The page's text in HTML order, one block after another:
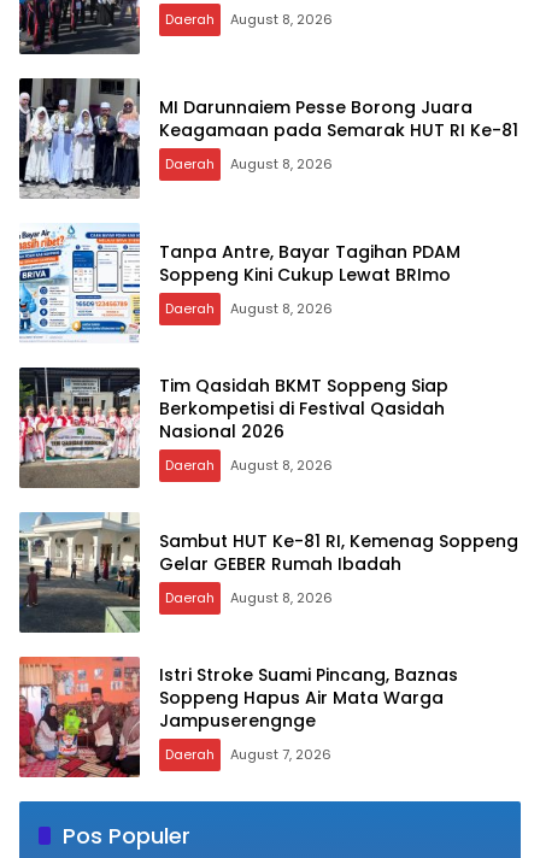
Daerah August 8, 2026
MI Darunnaiem Pesse Borong Juara
Keagamaan pada Semarak HUT RI Ke-81
Daerah August 8, 2026
Tanpa Antre, Bayar Tagihan PDAM
Soppeng Kini Cukup Lewat BRImo
Daerah August 8, 2026
Tim Qasidah BKMT Soppeng Siap
Berkompetisi di Festival Qasidah
Nasional 2026
Daerah August 8, 2026
Sambut HUT Ke-81 RI, Kemenag Soppeng
Gelar GEBER Rumah Ibadah
Daerah August 8, 2026
Istri Stroke Suami Pincang, Baznas
Soppeng Hapus Air Mata Warga
Jampuserengnge
Daerah August 7, 2026
Pos Populer